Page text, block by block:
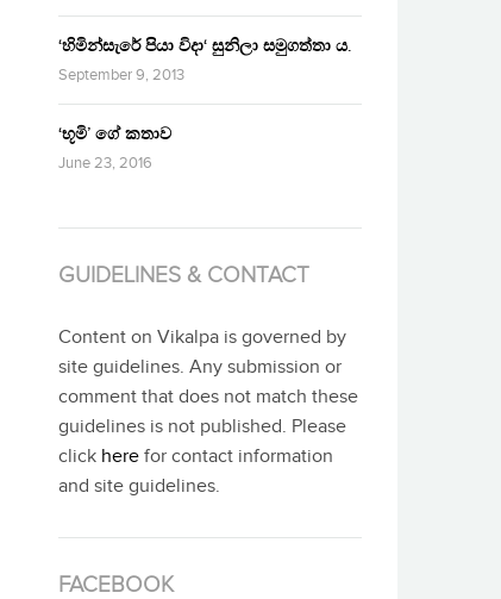
‘හිමින්සැරේ පියා විදා‘ සුනිලා සමුගත්තා ය.
September 9, 2013
‘භූමි’ ගේ කතාව
June 23, 2016
GUIDELINES & CONTACT
Content on Vikalpa is governed by
site guidelines. Any submission or
comment that does not match these
guidelines is not published. Please
click here for contact information
and site guidelines.
FACEBOOK